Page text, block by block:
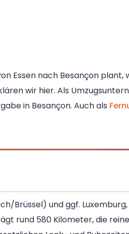
Essen nach Besançon
wir hier. Als
in Besançon. Auch als
Brüssel) und ggf.
rund 580 Kilometer, die